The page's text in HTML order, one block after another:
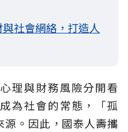
社會網絡，打造人
理與財務風險分開看
為社會的常態，「孤
。因此，國泰人壽攜